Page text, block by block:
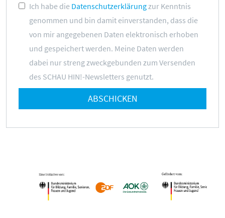
Ich habe die Datenschutzerklärungzur Kenntnis
genommen und bin damit einverstanden, dass die
von mir angegebenen Daten elektronisch erhoben
und gespeichert werden. Meine Daten werden
dabei nur streng zweckgebunden zum Versenden
des SCHAU HIN!-Newsletters genutzt.
ABSCHICKEN
Mediencoaches
Materialien
Medienquiz
Newsletter